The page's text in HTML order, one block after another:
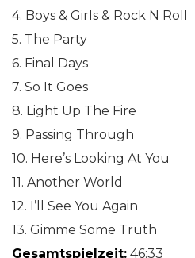
4. Boys & Girls & Rock N Roll
5. The Party
6. Final Days
7. So It Goes
8. Light Up The Fire
9. Passing Through
10. Here’s Looking At You
11. Another World
12. I’ll See You Again
13. Gimme Some Truth
Gesamtspielzeit: 46:33